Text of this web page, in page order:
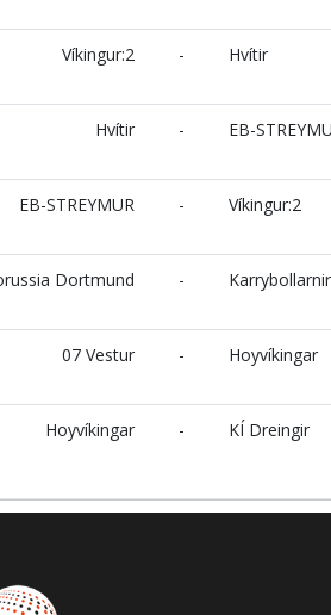
Víkingur:2 - Hvítir
Hvítir - EB-
EB-STREYMUR - Víkingur:2
Dortmund - Karrybollarnir
07 Vestur - Hoyvíkingar
Hoyvíkingar - KÍ Dreingir